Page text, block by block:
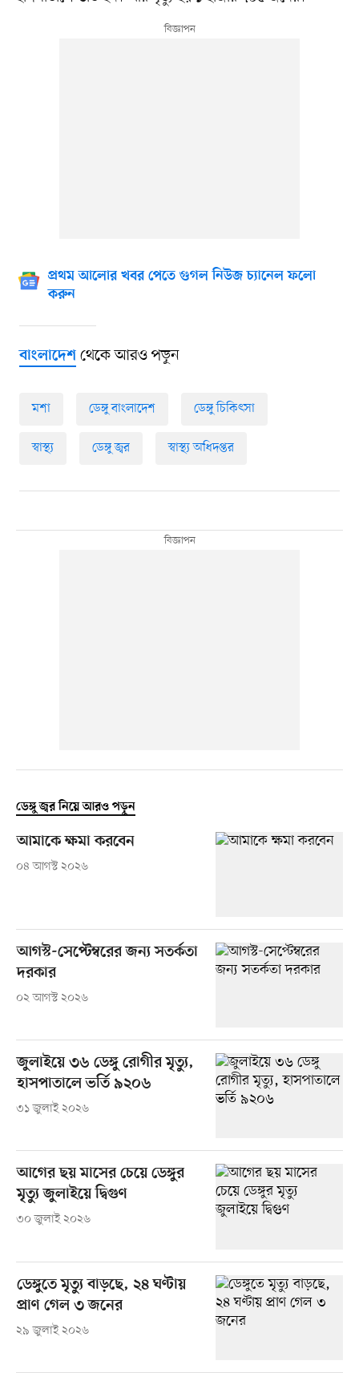
প্রথম আলোর খবর পেতে গুগল নিউজ চ্যানেল ফলো
করুন
বাংলাদেশথেকে আরও পড়ুন
মশা ডেঙ্গু বাংলাদেশ ডেঙ্গু চিকিৎসা
স্বাস্থ্য ডেঙ্গু জ্বর স্বাস্থ্য অধিদপ্তর
ডেঙ্গু জ্বর নিয়ে আরও পড়ুন
আমাকে ক্ষমা করবেন
০৪ আগস্ট ২০২৬
আগস্ট-সেপ্টেম্বরের জন্য সতর্কতা
দরকার
০২ আগস্ট ২০২৬
জুলাইয়ে ৩৬ ডেঙ্গু রোগীর মৃত্যু,
হাসপাতালে ভর্তি ৯২০৬
৩১ জুলাই ২০২৬
আগের ছয় মাসের চেয়ে ডেঙ্গুর
মৃত্যু জুলাইয়ে দ্বিগুণ
৩০ জুলাই ২০২৬
ডেঙ্গুতে মৃত্যু বাড়ছে, ২৪ ঘণ্টায়
প্রাণ গেল ৩ জনের
২৯ জুলাই ২০২৬